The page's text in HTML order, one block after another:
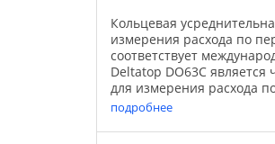
Кольцевая
измерения расхода по
соответствует
Deltatop DO63C является
для измерения расхода
давления с диафрагмой и
перепада давления
подробнее